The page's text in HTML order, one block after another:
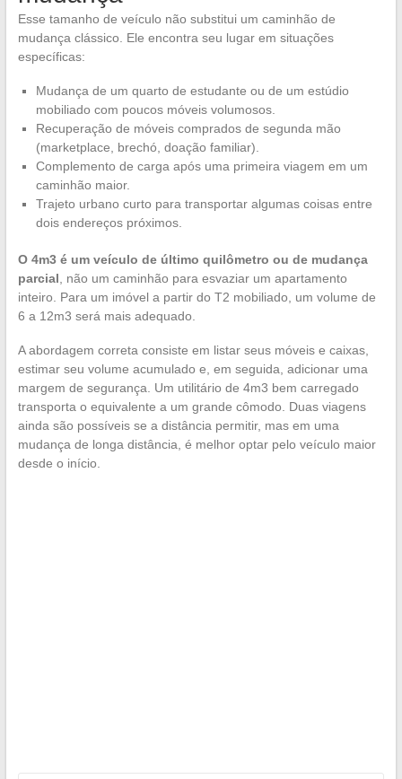
Esse tamanho de veículo não substitui um caminhão de
mudança clássico. Ele encontra seu lugar em situações
específicas:
Mudança de um quarto de estudante ou de um estúdio
mobiliado com poucos móveis volumosos.
Recuperação de móveis comprados de segunda mão
(marketplace, brechó, doação familiar).
Complemento de carga após uma primeira viagem em um
caminhão maior.
Trajeto urbano curto para transportar algumas coisas entre
dois endereços próximos.
O 4m3 é um veículo de último quilômetro ou de mudança
parcial, não um caminhão para esvaziar um apartamento
inteiro. Para um imóvel a partir do T2 mobiliado, um volume de
6 a 12m3 será mais adequado.
A abordagem correta consiste em listar seus móveis e caixas,
estimar seu volume acumulado e, em seguida, adicionar uma
margem de segurança. Um utilitário de 4m3 bem carregado
transporta o equivalente a um grande cômodo. Duas viagens
ainda são possíveis se a distância permitir, mas em uma
mudança de longa distância, é melhor optar pelo veículo maior
desde o início.